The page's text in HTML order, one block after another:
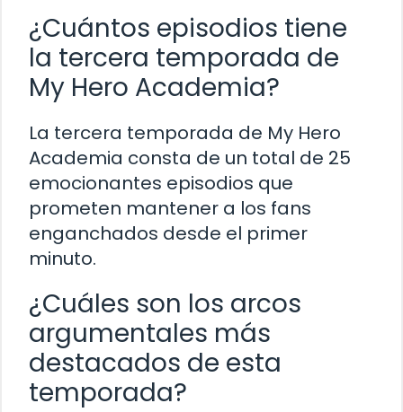
¿Cuántos episodios tiene
la tercera temporada de
My Hero Academia?
La tercera temporada de My Hero
Academia consta de un total de 25
emocionantes episodios que
prometen mantener a los fans
enganchados desde el primer
minuto.
¿Cuáles son los arcos
argumentales más
destacados de esta
temporada?